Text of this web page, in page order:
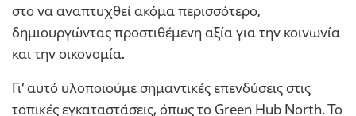
στο να αναπτυχθεί ακόμα περισσότερο,
δημιουργώντας προστιθέμενη αξία για την κοινωνία
και την οικονομία.
Γι’ αυτό υλοποιούμε σημαντικές επενδύσεις στις
τοπικές εγκαταστάσεις, όπως το Green Hub North. To